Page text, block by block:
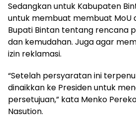
Sedangkan untuk Kabupaten
untuk membuat membuat MoU
Bupati Bintan tentang rencana
dan kemudahan. Juga agar
izin reklamasi.
“Setelah persyaratan ini
dinaikkan ke Presiden untuk
persetujuan,” kata Menko
Nasution.